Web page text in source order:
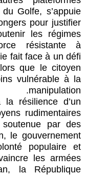
Golfe, s’appuie
pour justifier
les régimes
résistante à
fait face à un défi
que le citoyen
vulnérable à la
manipulation.
résilience d’un
rudimentaires
par des
le gouvernement
populaire et
les armées
la République